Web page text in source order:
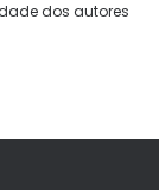
dos autores